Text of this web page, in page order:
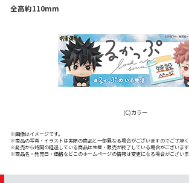
全高約110mm
(C)カラー
※画像はイメージです。
※商品の写真・イラストは実際の商品と一部異なる場合がございますのでご了承く
※発売から時間の経過している商品は生産・販売が終了している場合がございます
※商品名・発売日・価格などこのホームページの情報は変更になる場合がございま